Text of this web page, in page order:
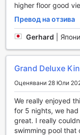
Royalton Park
транспортни
всички
се възползват от
билетни услуги,
предпочитат
паркинг,
паркиране и валет
прилагат при
турове предлагат
откриване на
направят вашето
higher floor good
Превод на отзива
Gerhard
Grand Deluxe
Оценявани 28 Юли
We really enjoyed
for 5 nights, we
great. I really
swimming pool that